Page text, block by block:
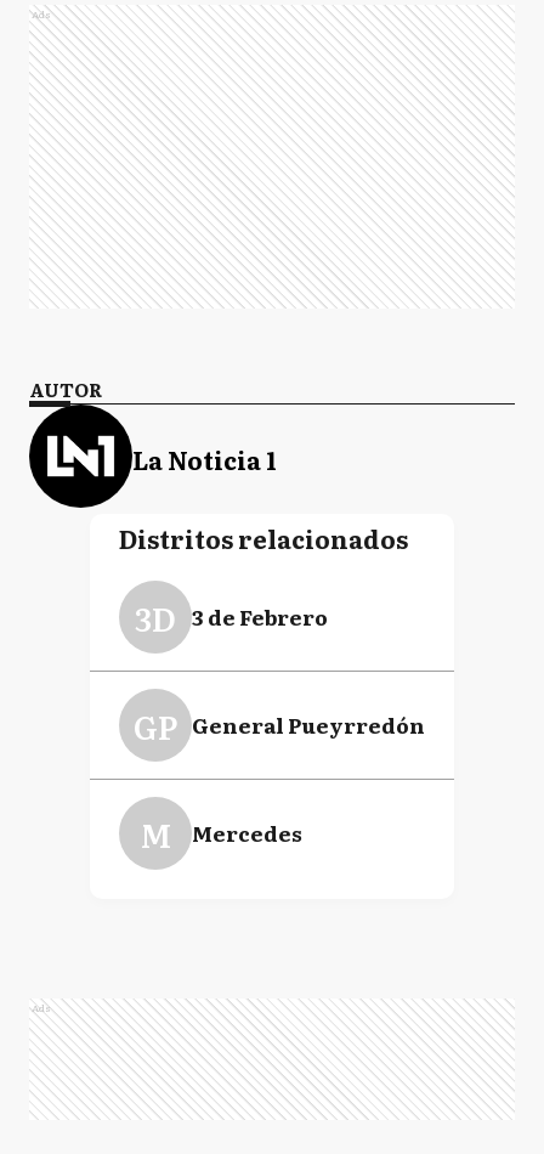
Ads
AUTOR
La Noticia 1
Distritos relacionados
3D 3 de Febrero
GP General Pueyrredón
M Mercedes
Ads